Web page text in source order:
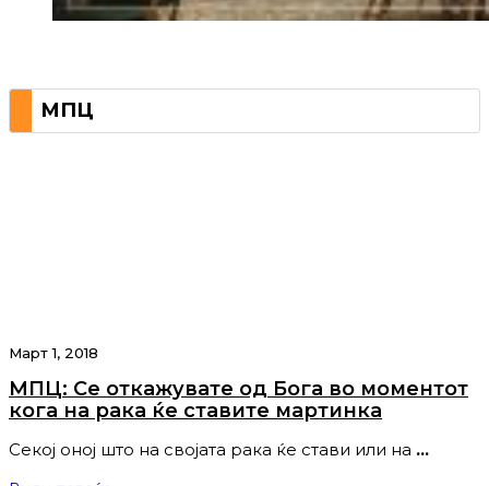
МПЦ
Март 1, 2018
МПЦ: Се откажувате од Бога во моментот
кога на рака ќе ставите мартинка
Секој оној што на својата рака ќе стави или на …